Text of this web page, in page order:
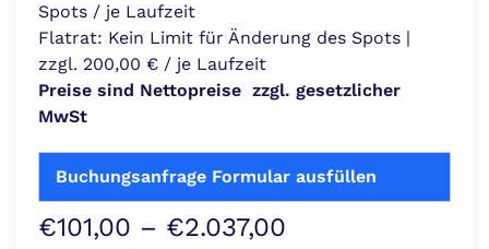
Spots / je Laufzeit
Flatrat: Kein Limit für Änderung des Spots |
zzgl. 200,00 € / je Laufzeit
Preise sind Nettopreise zzgl. gesetzlicher
MwSt
Buchungsanfrage Formular ausfüllen
€101,00 – €2.037,00